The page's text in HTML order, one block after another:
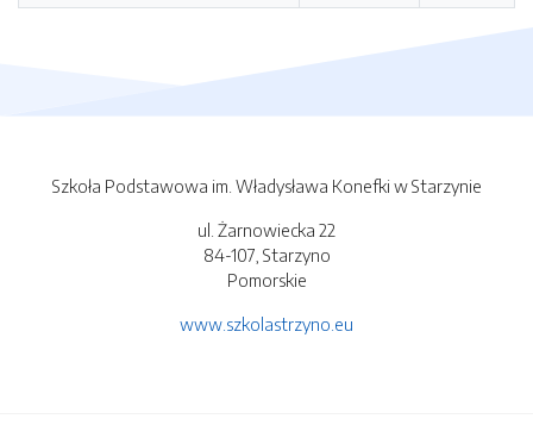
Szkoła Podstawowa im. Władysława Konefki w Starzynie
ul. Żarnowiecka 22
84-107, Starzyno
Pomorskie
www.szkolastrzyno.eu